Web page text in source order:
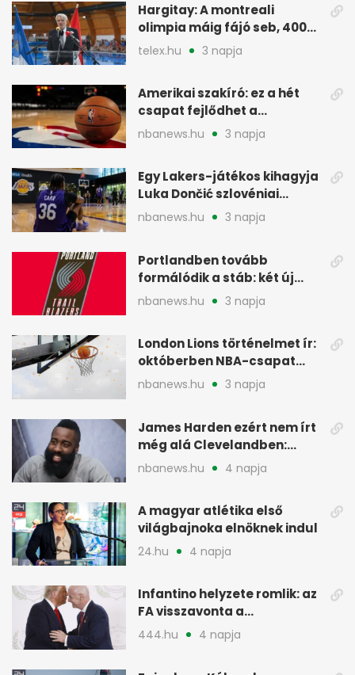
Hargitay: A montreali
olimpia máig fájó seb, 400
vegyesen 4. lett
telex.hu 3 napja
Amerikai szakíró: ez a hét
csapat fejlődhet a
legtöbbet az NBA-ben
nbanews.hu 3 napja
Egy Lakers-játékos kihagyja
Luka Dončić szlovéniai
minicampjét
nbanews.hu 3 napja
Portlandben tovább
formálódik a stáb: két új
szakember a Blazersnél
nbanews.hu 3 napja
London Lions történelmet ír:
októberben NBA-csapat
ellen lép pályára
nbanews.hu 3 napja
James Harden ezért nem írt
még alá Clevelandben:
pénzügyi okok
nbanews.hu 4 napja
A magyar atlétika első
világbajnoka elnöknek indul
24.hu 4 napja
Infantino helyzete romlik: az
FA visszavonta a
támogatását, jöhet a
444.hu 4 napja